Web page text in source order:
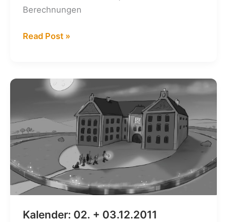
Berechnungen
Kalender:
28.04.2012
Read Post »
Kalender: 02. + 03.12.2011